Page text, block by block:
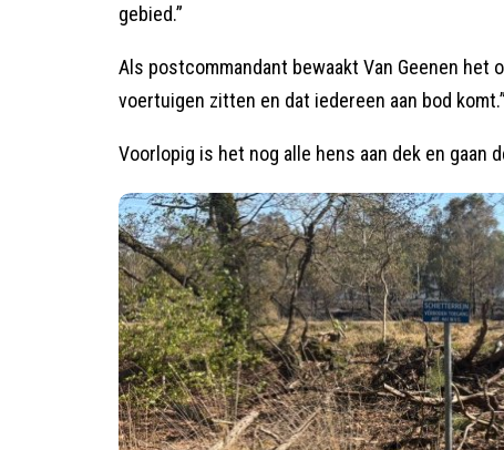
gebied.”
Als postcommandant bewaakt Van Geenen het
voertuigen zitten en dat iedereen aan bod komt.”
Voorlopig is het nog alle hens aan dek en gaan